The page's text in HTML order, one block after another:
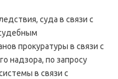
суда в связи с
прокуратуры в связи с
надзора, по запросу
в связи с